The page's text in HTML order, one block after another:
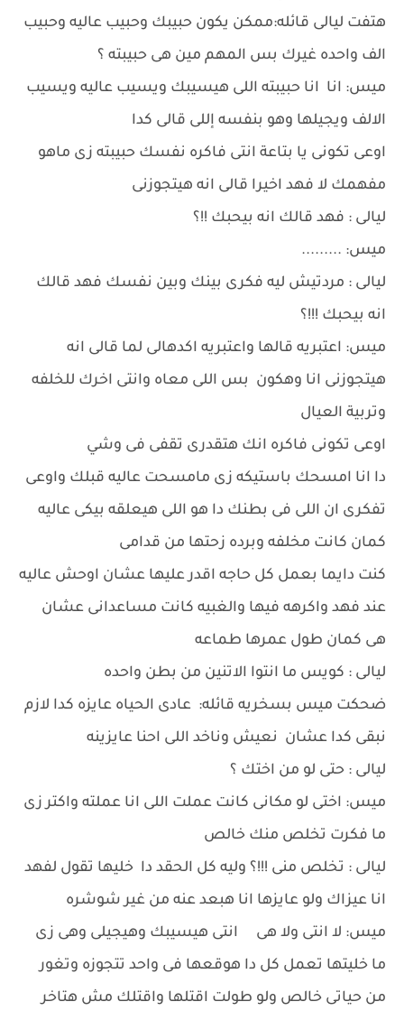
هتفت ليالى قائله:ممكن يكون حبيبك وحبيب عاليه وحبيب
الف واحده غيرك بس المهم مين هى حبيبته ؟
ميس: انا انا حبيبته اللى هيسيبك ويسيب عاليه ويسيب
الالف ويجيلها وهو بنفسه إللى قالى كدا
اوعى تكونى يا بتاعة انتى فاكره نفسك حبيبته زى ماهو
مفهمك لا فهد اخيرا قالى انه هيتجوزنى
ليالى : فهد قالك انه بيحبك !!؟
ميس: .........
ليالى : مردتيش ليه فكرى بينك وبين نفسك فهد قالك
انه بيحبك !!!؟
ميس: اعتبريه قالها واعتبريه اكدهالى لما قالى انه
هيتجوزنى انا وهكون بس اللى معاه وانتى اخرك للخلفه
وتربية العيال
اوعى تكونى فاكره انك هتقدرى تقفى فى وشي
دا انا امسحك باستيكه زى مامسحت عاليه قبلك واوعى
تفكرى ان اللى فى بطنك دا هو اللى هيعلقه بيكى عاليه
كمان كانت مخلفه وبرده زحتها من قدامى
كنت دايما بعمل كل حاجه اقدر عليها عشان اوحش عاليه
عند فهد واكرهه فيها والغبيه كانت مساعدانى عشان
هى كمان طول عمرها طماعه
ليالى : كويس ما انتوا الاتنين من بطن واحده
ضحكت ميس بسخريه قائله: عادى الحياه عايزه كدا لازم
نبقى كدا عشان نعيش وناخد اللى احنا عايزينه
ليالى : حتى لو من اختك ؟
ميس: اختى لو مكانى كانت عملت اللى انا عملته واكتر زى
ما فكرت تخلص منك خالص
ليالى : تخلص منى !!!؟ وليه كل الحقد دا خليها تقول لفهد
انا عيزاك ولو عايزها انا هبعد عنه من غير شوشره
ميس: لا انتى ولا هى انتى هيسيبك وهيجيلى وهى زى
ما خليتها تعمل كل دا هوقعها فى واحد تتجوزه وتغور
من حياتى خالص ولو طولت اقتلها واقتلك مش هتاخر